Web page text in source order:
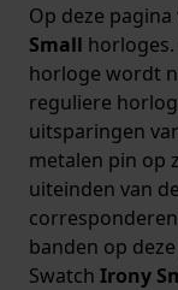
Op deze
Small
horloge wordt
reguliere
uitsparingen
metalen pin op
uiteinden van
banden op
Swatch Irony